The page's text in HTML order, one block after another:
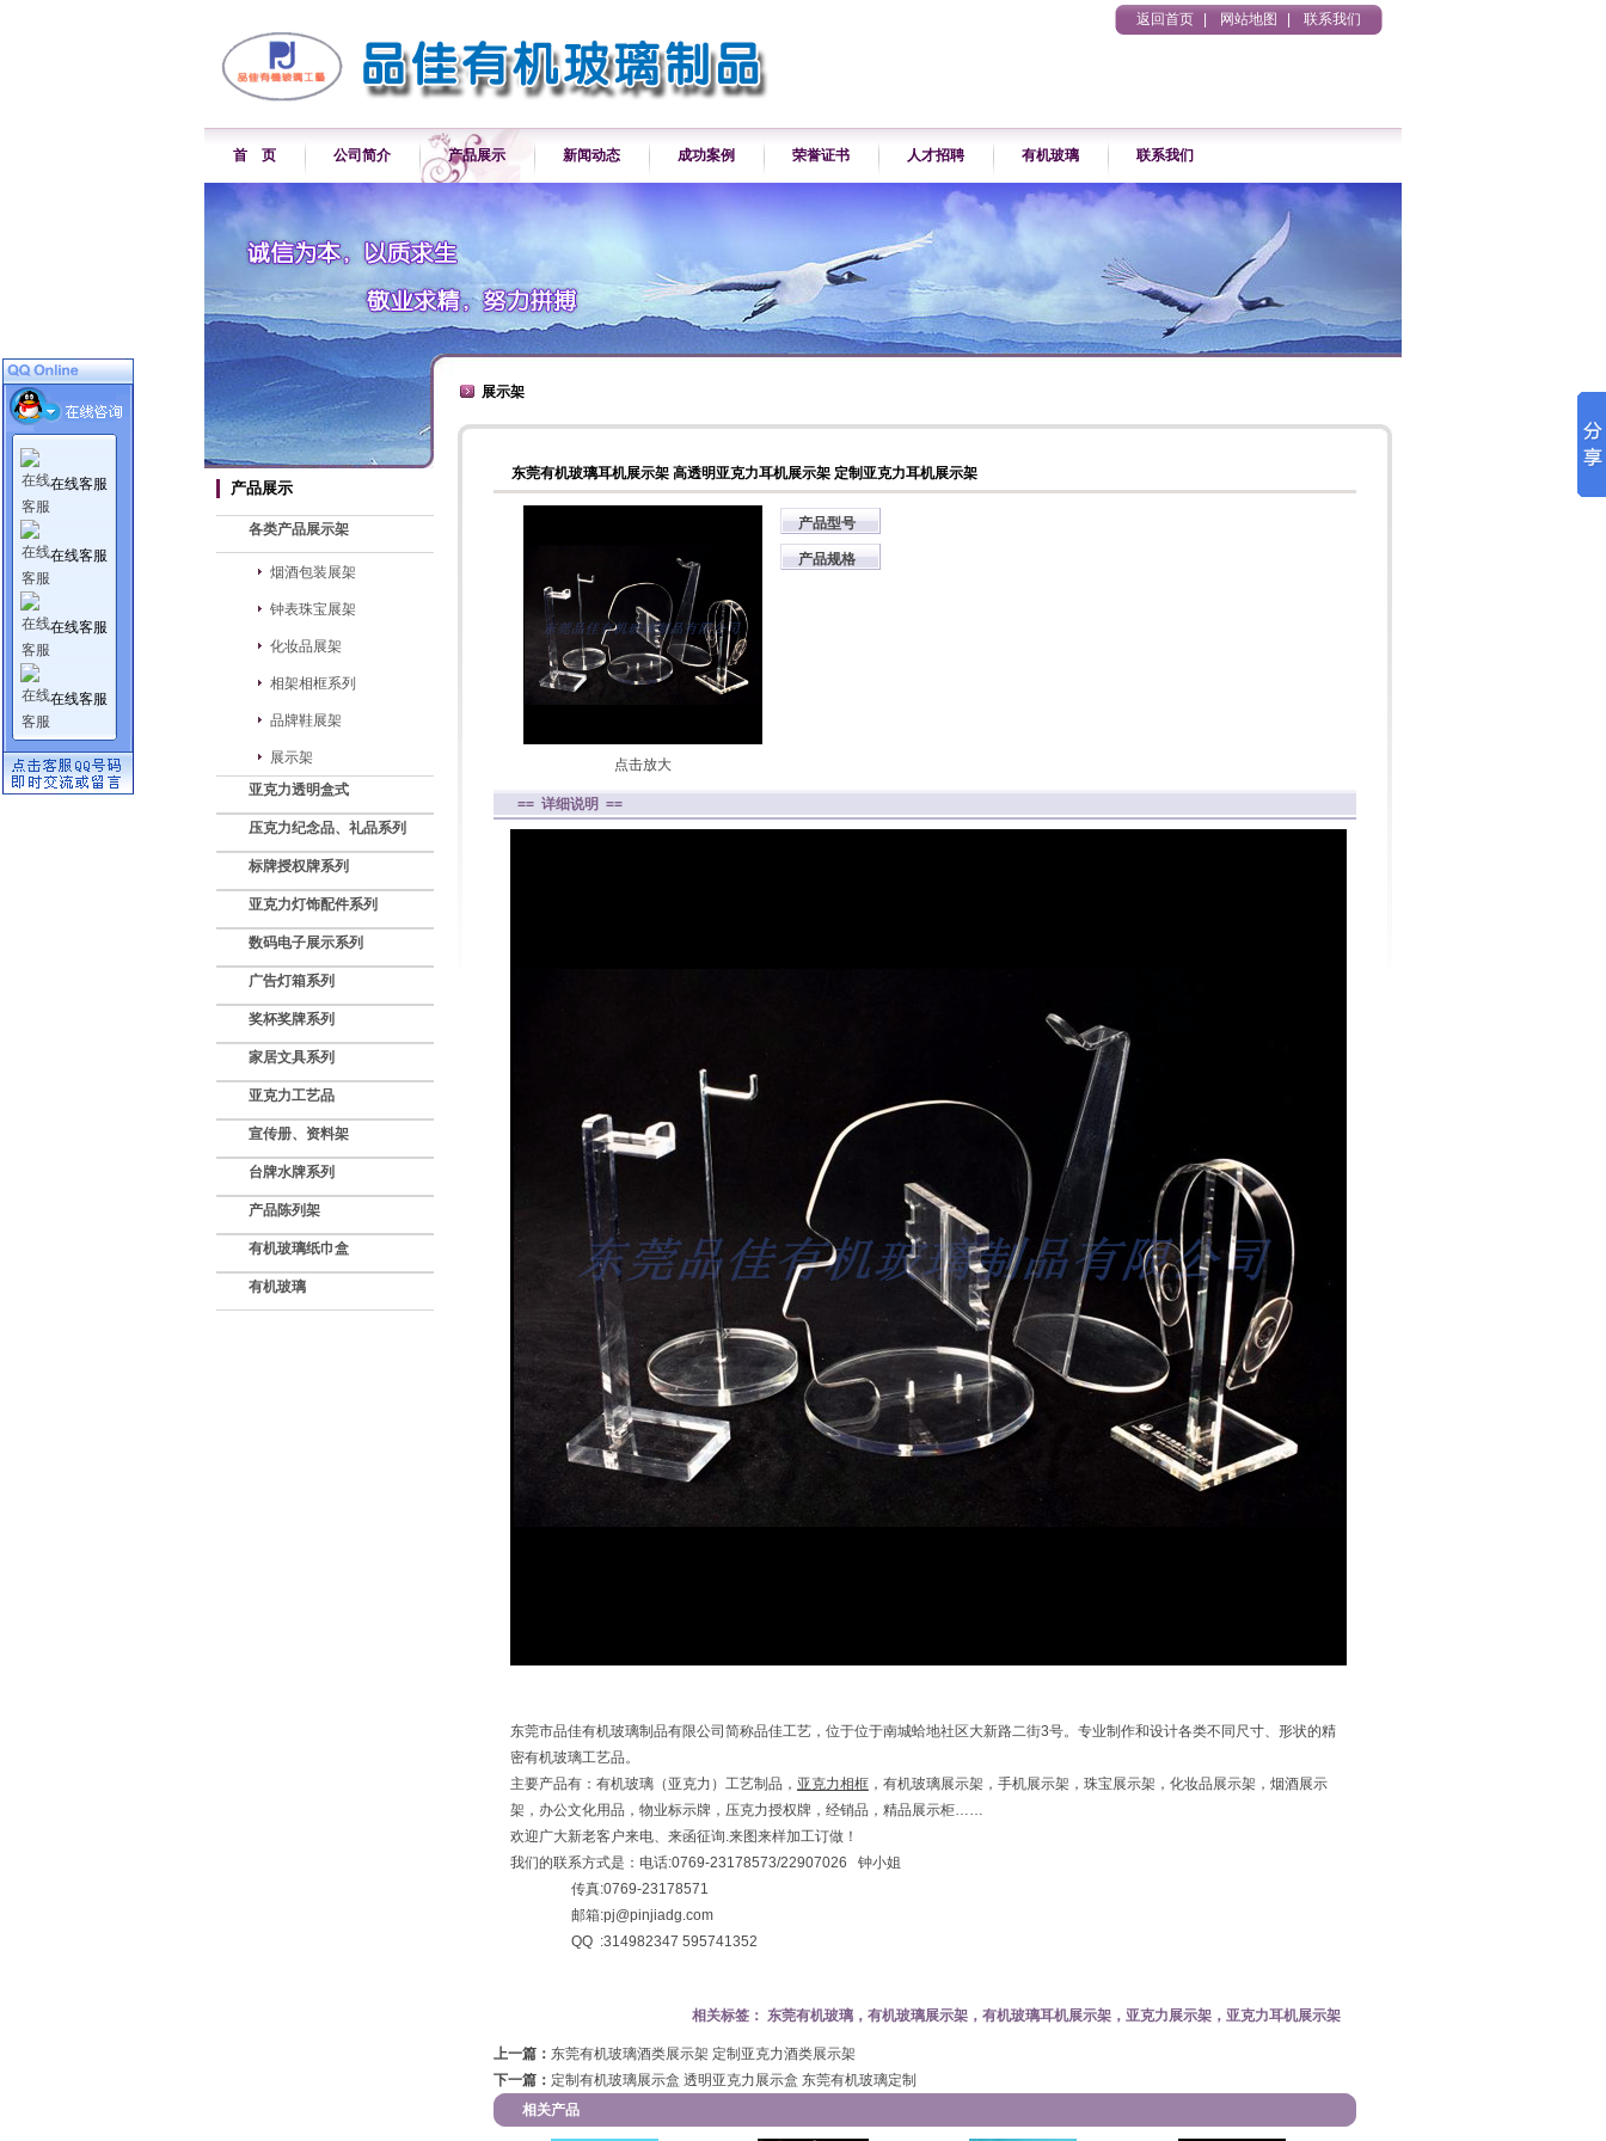
返回首页 网站地图 联系我们
首 页 公司简介 产品展示 新闻动态 成功案例 荣誉证书 人才招聘 有机玻璃 联系我们
产品展示
各类产品展示架
烟酒包装展架
钟表珠宝展架
化妆品展架
相架相框系列
品牌鞋展架
展示架
亚克力透明盒式
压克力纪念品、礼品系列
标牌授权牌系列
亚克力灯饰配件系列
数码电子展示系列
广告灯箱系列
奖杯奖牌系列
家居文具系列
亚克力工艺品
宣传册、资料架
台牌水牌系列
产品陈列架
有机玻璃纸巾盒
有机玻璃
展示架
东莞有机玻璃耳机展示架 高透明亚克力耳机展示架 定制亚克力耳机展示架
点击放大
产品型号
产品规格
== 详细说明 ==
东莞市品佳有机玻璃制品有限公司简称品佳工艺，位于位于南城蛤地社区大新路二街3号。专业制作和设计各类不同尺寸、形状的精
密有机玻璃工艺品。
主要产品有：有机玻璃（亚克力）工艺制品， 亚克力相框 ，有机玻璃展示架，手机展示架，珠宝展示架，化妆品展示架，烟酒展示
架，办公文化用品，物业标示牌，压克力授权牌，经销品，精品展示柜……
欢迎广大新老客户来电、来函征询.来图来样加工订做！
我们的联系方式是：电话:0769-23178573/22907026 钟小姐
传真:0769-23178571
邮箱:pj@pinjiadg.com
QQ :314982347 595741352
相关标签： 东莞有机玻璃，有机玻璃展示架，有机玻璃耳机展示架，亚克力展示架，亚克力耳机展示架
上一篇： 东莞有机玻璃酒类展示架 定制亚克力酒类展示架
下一篇： 定制有机玻璃展示盒 透明亚克力展示盒 东莞有机玻璃定制
相关产品
在线客服
在线客服
在线客服
在线客服